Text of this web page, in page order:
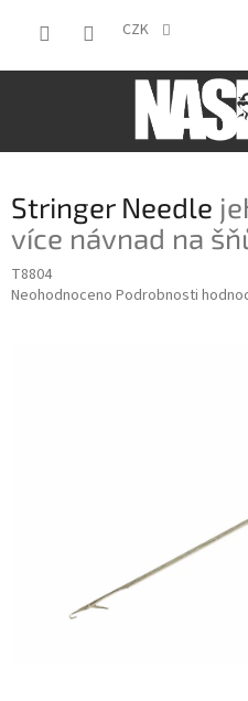
CZK
Stringer Needle
více návnad na
T8804
Průměrné
Neohodnoceno Podrobnosti